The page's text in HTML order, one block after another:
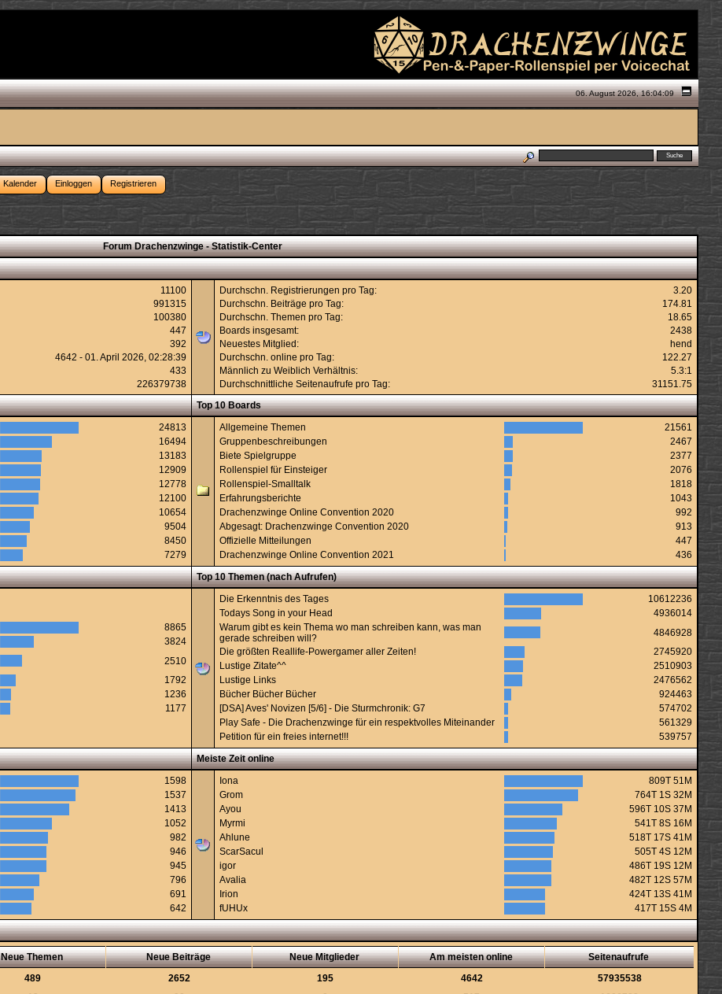
06. August 2026, 16:04:09
Kalender Einloggen Registrieren
Forum Drachenzwinge - Statistik-Center
11100
991315
100380
447
392
4642 - 01. April 2026, 02:28:39
433
226379738
Durchschn. Registrierungen pro Tag:
3.20
Durchschn. Beiträge pro Tag:
174.81
Durchschn. Themen pro Tag:
18.65
Boards insgesamt:
2438
Neuestes Mitglied:
hend
Durchschn. online pro Tag:
122.27
Männlich zu Weiblich Verhältnis:
5.3:1
Durchschnittliche Seitenaufrufe pro Tag:
31151.75
Top 10 Boards
24813
16494
13183
12909
12778
12100
10654
9504
8450
7279
Allgemeine Themen
21561
Gruppenbeschreibungen
2467
Biete Spielgruppe
2377
Rollenspiel für Einsteiger
2076
Rollenspiel-Smalltalk
1818
Erfahrungsberichte
1043
Drachenzwinge Online Convention 2020
992
Abgesagt: Drachenzwinge Convention 2020
913
Offizielle Mitteilungen
447
Drachenzwinge Online Convention 2021
436
Top 10 Themen (nach Aufrufen)
8865
3824
2510
1792
1236
1177
Die Erkenntnis des Tages
10612236
Todays Song in your Head
4936014
Warum gibt es kein Thema wo man schreiben kann, was man
gerade schreiben will?
4846928
Die größten Reallife-Powergamer aller Zeiten!
2745920
Lustige Zitate^^
2510903
Lustige Links
2476562
Bücher Bücher Bücher
924463
[DSA] Aves' Novizen [5/6] - Die Sturmchronik: G7
574702
Play Safe - Die Drachenzwinge für ein respektvolles Miteinander
561329
Petition für ein freies internet!!!
539757
Meiste Zeit online
1598
1537
1413
1052
982
946
945
796
691
642
Iona
809T 51M
Grom
764T 1S 32M
Ayou
596T 10S 37M
Myrmi
541T 8S 16M
Ahlune
518T 17S 41M
ScarSacul
505T 4S 12M
igor
486T 19S 12M
Avalia
482T 12S 57M
Irion
424T 13S 41M
fUHUx
417T 15S 4M
Neue Themen Neue Beiträge Neue Mitglieder Am meisten online
Seitenaufrufe
489 2652 195 4642
57935538